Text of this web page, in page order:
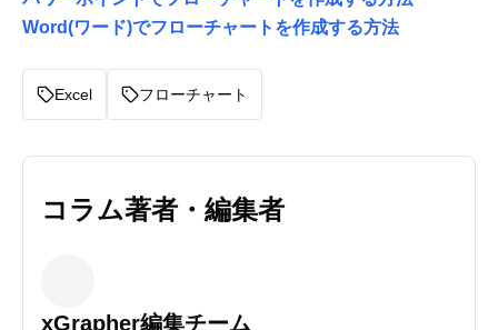
Word(ワード)でフローチャートを作成する方法
Excel フローチャート
コラム著者・編集者
xGrapher編集チーム